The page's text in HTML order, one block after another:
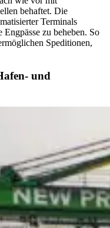
behaftet. Die
Terminals
Engpässe zu beheben. So
Speditionen,
und